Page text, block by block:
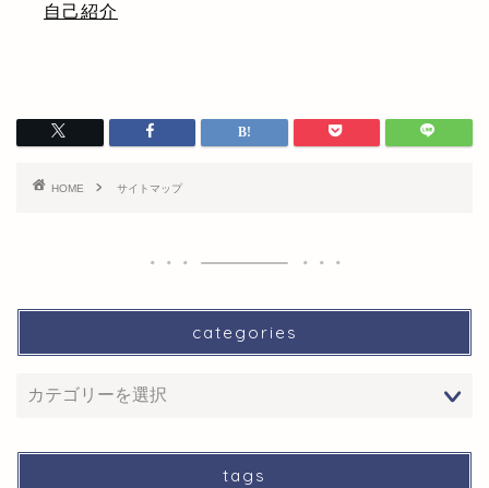
自己紹介
HOME サイトマップ
categories
tags